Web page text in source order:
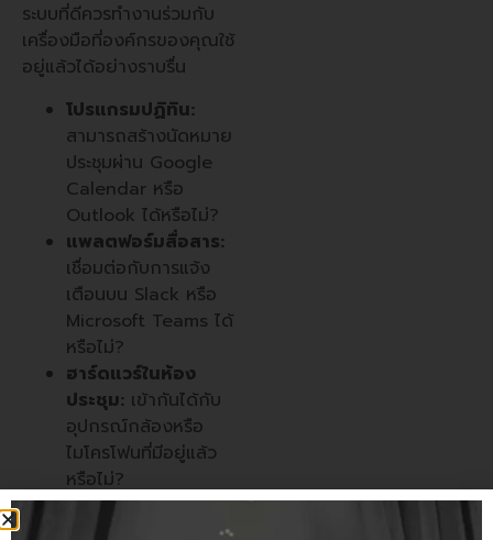
ระบบที่ดีควรทำงานร่วมกับ
เครื่องมือที่องค์กรของคุณใช้
อยู่แล้วได้อย่างราบรื่น
โปรแกรมปฏิทิน:
สามารถสร้างนัดหมาย
ประชุมผ่าน Google
Calendar หรือ
Outlook ได้หรือไม่?
แพลตฟอร์มสื่อสาร:
เชื่อมต่อกับการแจ้ง
เตือนบน Slack หรือ
Microsoft Teams ได้
หรือไม่?
ฮาร์ดแวร์ในห้อง
ประชุม: เข้ากันได้กับ
อุปกรณ์กล้องหรือ
ไมโครโฟนที่มีอยู่แล้ว
หรือไม่?
5. ให้ความสำคัญกับความ
ปลอดภัยและความเสถียร